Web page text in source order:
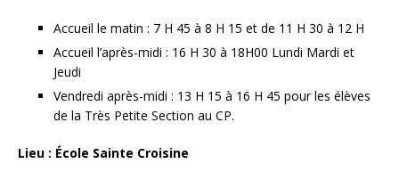
Accueil le matin : 7 H 45 à 8 H 15 et de 11 H 30 à 12 H
Accueil l’après-midi : 16 H 30 à 18H00 Lundi Mardi et
Jeudi
Vendredi après-midi : 13 H 15 à 16 H 45 pour les élèves
de la Très Petite Section au CP.
Lieu : École Sainte Croisine